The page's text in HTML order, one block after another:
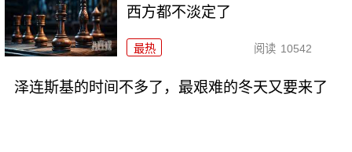
西方都不淡定了
最热 阅读 10542
泽连斯基的时间不多了，最艰难的冬天又要来了